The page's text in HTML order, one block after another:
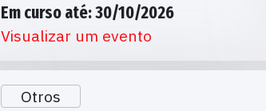
Em curso até: 30/10/2026
Visualizar um evento
Otros